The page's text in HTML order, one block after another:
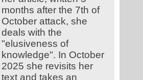
months after the 7th of
October attack, she
deals with the
"elusiveness of
knowledge". In October
2025 she revisits her
text and takes an